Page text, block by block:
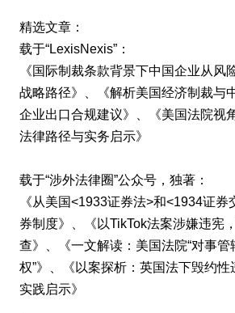
精选文章：
载于“LexisNexis”：
《国际制裁条款背景下中国企业从风
战略路径》、《解析美国经济制裁与
企业出口合规建议》、《美国法院视
法律路径与实务启示》
载于“涉外法律圈”公众号，独著：
《从美国<1933证券法>和<1934证券
券制度》、《以TikTok法案涉嫌违宪
查》、《一文解读：美国法院“对事管
权”》、《以案探析：英国法下毁约性
实践启示》